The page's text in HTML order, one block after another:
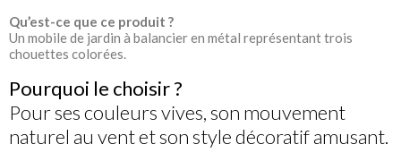
Qu’est-ce que ce produit ?
Un mobile de jardin à balancier en métal représentant trois
chouettes colorées.
Pourquoi le choisir ?
Pour ses couleurs vives, son mouvement
naturel au vent et son style décoratif amusant.